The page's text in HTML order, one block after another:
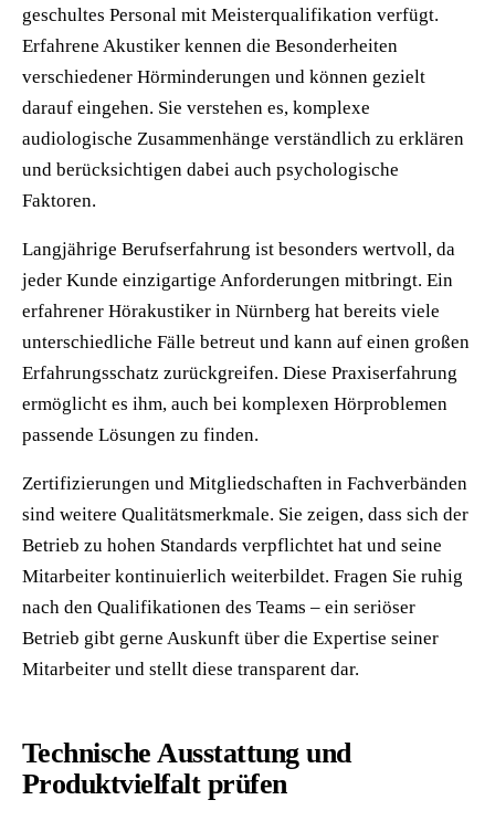
geschultes Personal mit Meisterqualifikation verfügt.
Erfahrene Akustiker kennen die Besonderheiten
verschiedener Hörminderungen und können gezielt
darauf eingehen. Sie verstehen es, komplexe
audiologische Zusammenhänge verständlich zu erklären
und berücksichtigen dabei auch psychologische
Faktoren.
Langjährige Berufserfahrung ist besonders wertvoll, da
jeder Kunde einzigartige Anforderungen mitbringt. Ein
erfahrener Hörakustiker in Nürnberg hat bereits viele
unterschiedliche Fälle betreut und kann auf einen großen
Erfahrungsschatz zurückgreifen. Diese Praxiserfahrung
ermöglicht es ihm, auch bei komplexen Hörproblemen
passende Lösungen zu finden.
Zertifizierungen und Mitgliedschaften in Fachverbänden
sind weitere Qualitätsmerkmale. Sie zeigen, dass sich der
Betrieb zu hohen Standards verpflichtet hat und seine
Mitarbeiter kontinuierlich weiterbildet. Fragen Sie ruhig
nach den Qualifikationen des Teams – ein seriöser
Betrieb gibt gerne Auskunft über die Expertise seiner
Mitarbeiter und stellt diese transparent dar.
Technische Ausstattung und
Produktvielfalt prüfen